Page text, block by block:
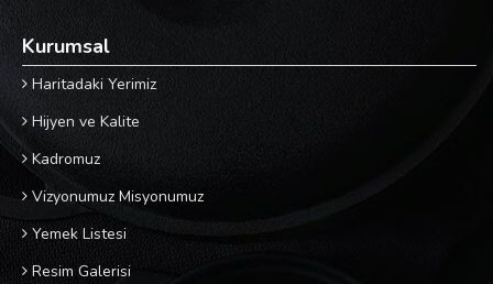
Kurumsal
Haritadaki Yerimiz
Hijyen ve Kalite
Kadromuz
Vizyonumuz Misyonumuz
Yemek Listesi
Resim Galerisi